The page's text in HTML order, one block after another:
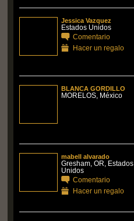
Jessica Vazquez
Estados Unidos
Comentario
Hacer un regalo
BLANCA GORDILLO
MORELOS, México
mabell alvarado
Gresham, OR, Estados
Unidos
Comentario
Hacer un regalo